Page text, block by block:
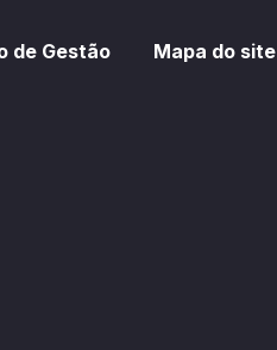
de Gestão Mapa do site